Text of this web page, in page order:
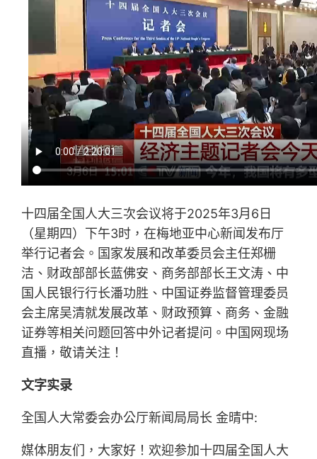
十四届全国人大三次会议将于2025年3月6日
（星期四）下午3时，在梅地亚中心新闻发布厅
举行记者会。国家发展和改革委员会主任郑栅
洁、财政部部长蓝佛安、商务部部长王文涛、中
国人民银行行长潘功胜、中国证券监督管理委员
会主席吴清就发展改革、财政预算、商务、金融
证券等相关问题回答中外记者提问。中国网现场
直播，敬请关注！
文字实录
全国人大常委会办公厅新闻局局长 金晴中:
媒体朋友们，大家好！欢迎参加十四届全国人大